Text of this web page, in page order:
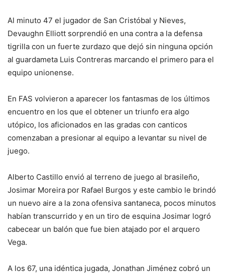
Al minuto 47 el jugador de San Cristóbal y Nieves,
Devaughn Elliott sorprendió en una contra a la defensa
tigrilla con un fuerte zurdazo que dejó sin ninguna opción
al guardameta Luis Contreras marcando el primero para el
equipo unionense.
En FAS volvieron a aparecer los fantasmas de los últimos
encuentro en los que el obtener un triunfo era algo
utópico, los aficionados en las gradas con canticos
comenzaban a presionar al equipo a levantar su nivel de
juego.
Alberto Castillo envió al terreno de juego al brasileño,
Josimar Moreira por Rafael Burgos y este cambio le brindó
un nuevo aire a la zona ofensiva santaneca, pocos minutos
habían transcurrido y en un tiro de esquina Josimar logró
cabecear un balón que fue bien atajado por el arquero
Vega.
A los 67, una idéntica jugada, Jonathan Jiménez cobró un